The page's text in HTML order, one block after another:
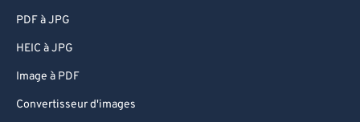
PDF à JPG
HEIC à JPG
Image à PDF
Convertisseur d'images